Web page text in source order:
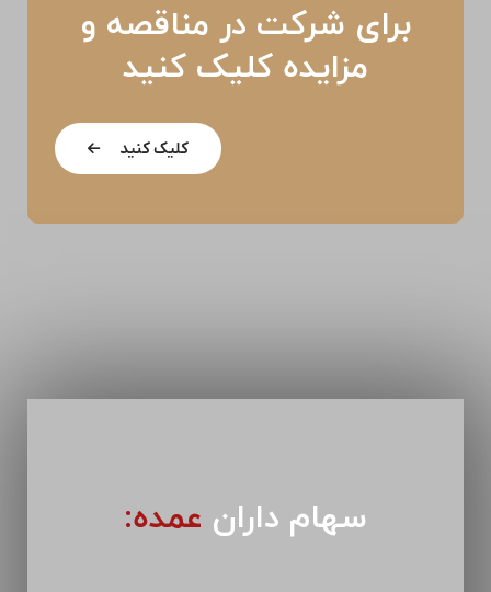
برای شرکت در مناقصه و
مزایده کلیک کنید
کلیک کنید
سهام داران عمده: